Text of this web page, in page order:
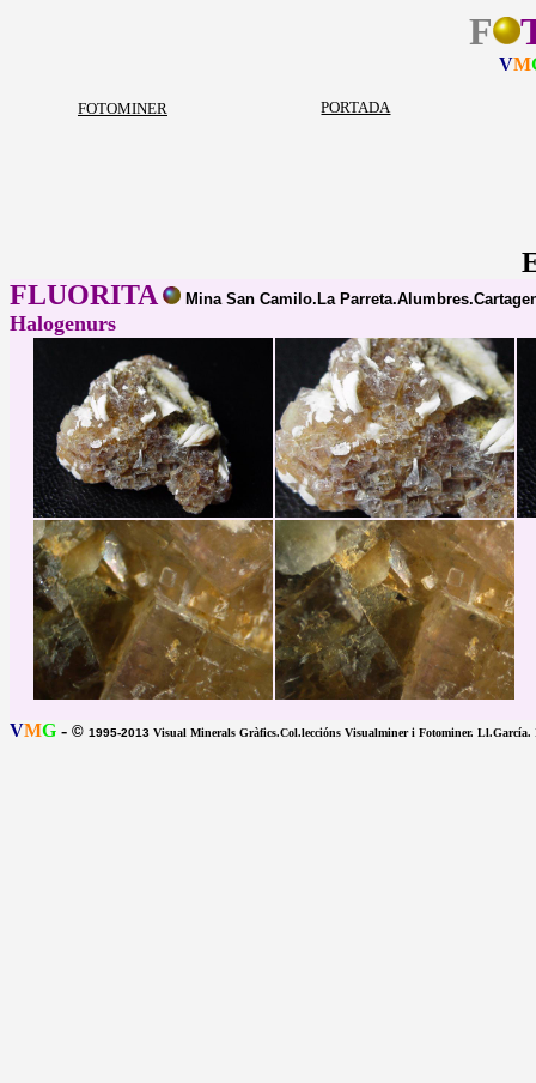
F
VM
FOTOMINER PORTADA
FLUORITA
Mina San Camilo.La
Halogenurs
VMG - © 1995-2013 Visual Minerals Gràfics.Col.leccións Visualminer i Fotominer.